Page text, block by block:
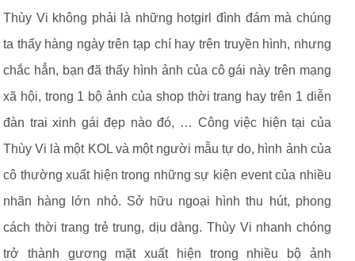
Thùy Vi không phải là những hotgirl đình đám mà chúng
ta thấy hàng ngày trên tạp chí hay trên truyền hình, nhưng
chắc hẳn, bạn đã thấy hình ảnh của cô gái này trên mạng
xã hội, trong 1 bộ ảnh của shop thời trang hay trên 1 diễn
đàn trai xinh gái đẹp nào đó, … Công việc hiện tại của
Thùy Vi là một KOL và một người mẫu tự do, hình ảnh của
cô thường xuất hiện trong những sự kiện event của nhiều
nhãn hàng lớn nhỏ. Sở hữu ngoại hình thu hút, phong
cách thời trang trẻ trung, dịu dàng. Thùy Vi nhanh chóng
trở thành gương mặt xuất hiện trong nhiều bộ ảnh